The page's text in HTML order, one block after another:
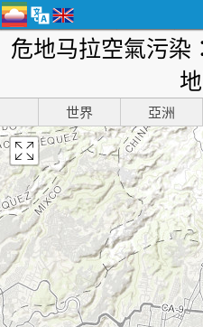
危地马拉空氣污染
世界 亞洲